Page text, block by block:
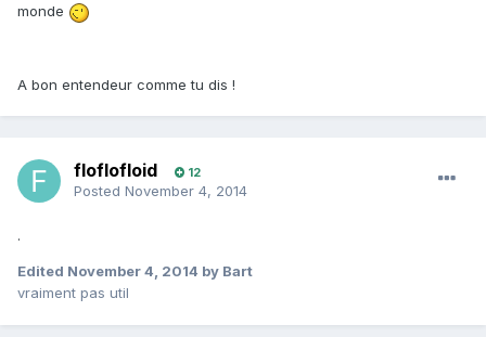
monde
A bon entendeur comme tu dis !
floflofloid 12
Posted November 4, 2014
.
Edited November 4, 2014 by Bart
vraiment pas util